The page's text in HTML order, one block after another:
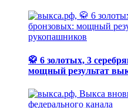
🥋 6 золотых, 3
мощный результат